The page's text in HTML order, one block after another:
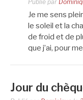
Publié par
Je me sens
le soleil et la
de froid et de
que j’ai, pour
Jour du